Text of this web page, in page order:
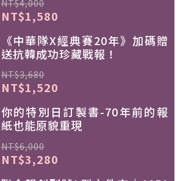
NT$4,000
NT$1,580
《中華隊X經典賽20年》加碼贈
送抗韓成功珍藏戰報！
NT$3,680
NT$1,520
你的特別日訂製書-70年前的報
紙也能原貌重現
NT$6,000
NT$3,280